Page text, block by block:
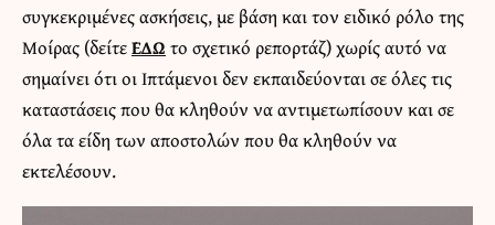
συγκεκριμένες ασκήσεις, με βάση και τον ειδικό ρόλο της
Μοίρας (δείτεΕΔΩ το σχετικό ρεπορτάζ) χωρίς αυτό να
σημαίνει ότι οι Ιπτάμενοι δεν εκπαιδεύονται σε όλες τις
καταστάσεις που θα κληθούν να αντιμετωπίσουν και σε
όλα τα είδη των αποστολών που θα κληθούν να
εκτελέσουν.